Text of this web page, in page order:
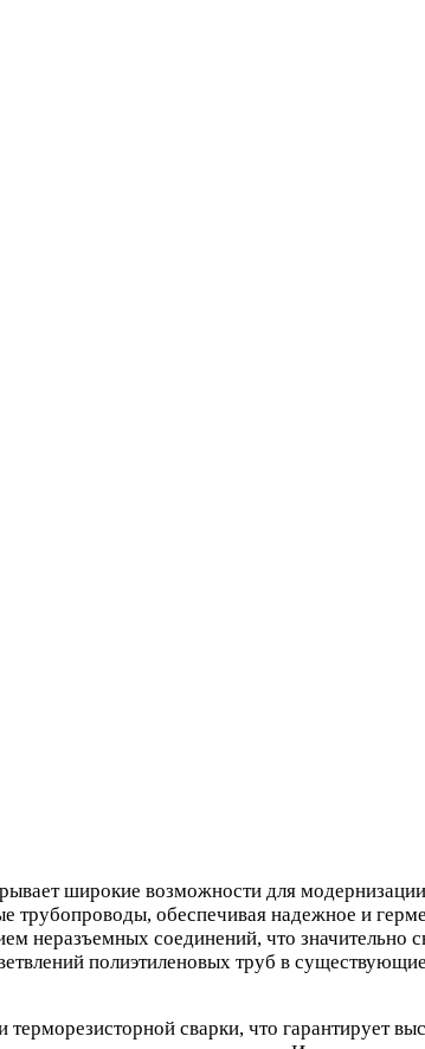
широкие возможности для
трубопроводы, обеспечивая надежное и
неразъемных соединений, что значительно
полиэтиленовых труб в
сварки, что гарантирует